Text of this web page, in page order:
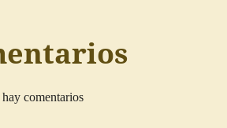
comentarios